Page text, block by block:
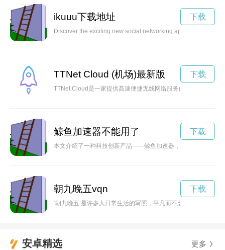
ikuuu下载地址
Discover the exciting new social networking app, Ikuuu, and
下载
TTNet Cloud (机场)最新版
TTNet Cloud是一家提供高速便捷无线网络服务的公司，在各
下载
鲸鱼加速器不能用了
本文介绍了一种科技创新产品——鲸鱼加速器，该加速器能够提
下载
朝九晚五vqn
‘朝九晚五’是许多人日常生活的写照，平凡而不乏美好。通过
下载
安卓精选 更多